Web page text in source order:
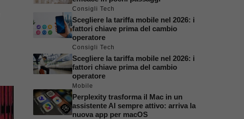
Consigli Tech
Scegliere la tariffa mobile nel 2026: i
fattori chiave prima del cambio
operatore
Consigli Tech
Scegliere la tariffa mobile nel 2026: i
fattori chiave prima del cambio
operatore
Mobile
Perplexity trasforma il Mac in un
assistente AI sempre attivo: arriva la
nuova app per macOS